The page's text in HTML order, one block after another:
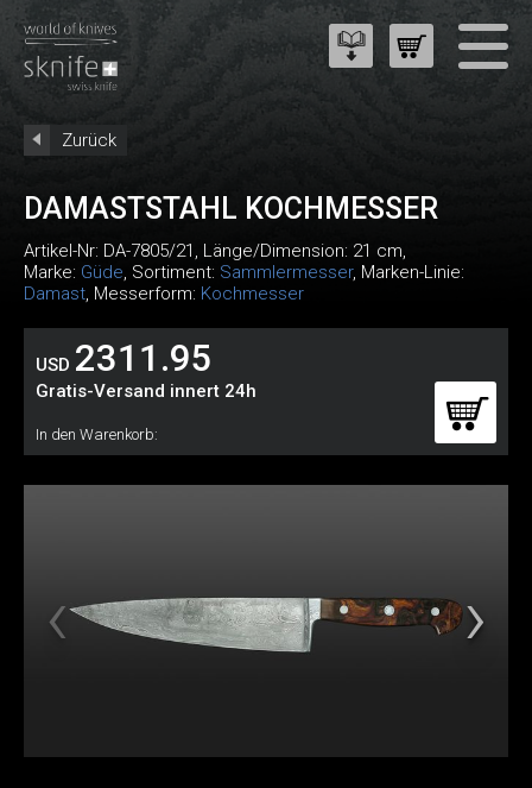
Zurück
DAMASTSTAHL KOCHMESSER
Artikel-Nr: DA-7805/21 , Länge/Dimension: 21 cm,
Marke: Güde, Sortiment: Sammlermesser, Marken-Linie:
Damast, Messerform: Kochmesser
USD 2311.95
Gratis-Versand innert 24h
In den Warenkorb: